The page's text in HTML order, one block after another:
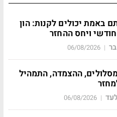
באמת יכולים לקנות: הון
ויחס ההחזר
|
06/08/2026
ההצמדה, התמהיל
|
06/08/2026